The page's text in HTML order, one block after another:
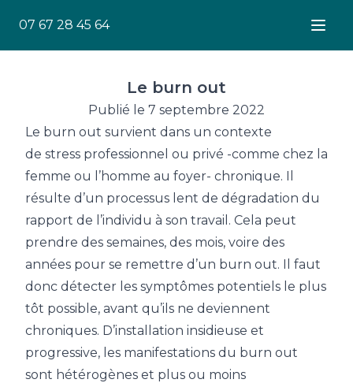
07 67 28 45 64
Le burn out
Publié le 7 septembre 2022
Le burn out survient dans un contexte
de stress professionnel ou privé -comme chez la
femme ou l’homme au foyer- chronique. Il
résulte d’un processus lent de dégradation du
rapport de l’individu à son travail. Cela peut
prendre des semaines, des mois, voire des
années pour se remettre d’un burn out. Il faut
donc détecter les symptômes potentiels le plus
tôt possible, avant qu’ils ne deviennent
chroniques. D’installation insidieuse et
progressive, les manifestations du burn out
sont hétérogènes et plus ou moins